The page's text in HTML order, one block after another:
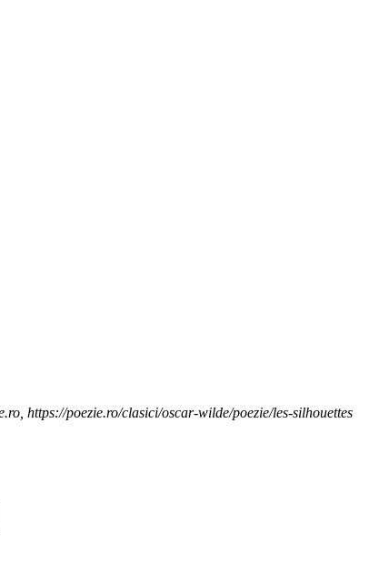
https://poezie.ro/clasici/oscar-wilde/poezie/les-silhouettes